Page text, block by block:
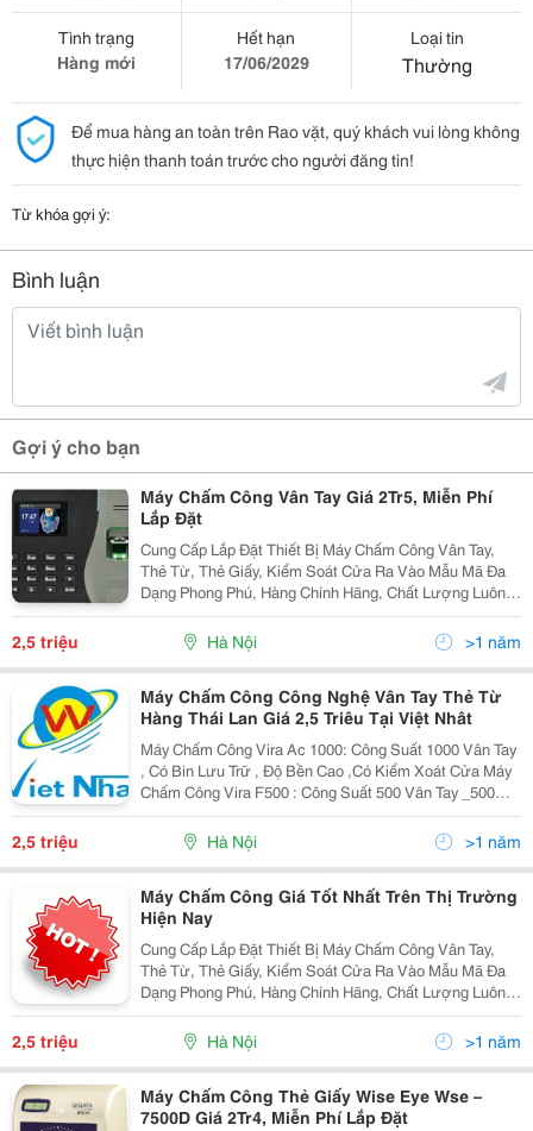
Tình trạng
Hàng mới
Hết hạn
17/06/2029
Loại tin
Thường
Để mua hàng an toàn trên Rao vặt, quý khách vui lòng không
thực hiện thanh toán trước cho người đăng tin!
Từ khóa gợi ý:
Bình luận
Gợi ý cho bạn
Máy Chấm Công Vân Tay Giá 2Tr5, Miễn Phí
Lắp Đặt
Cung Cấp Lắp Đặt Thiết Bị Máy Chấm Công Vân Tay,
Thẻ Từ, Thẻ Giấy, Kiểm Soát Cửa Ra Vào Mẫu Mã Đa
Dạng Phong Phú, Hàng Chính Hãng, Chất Lượng Luôn
Đảm Bảo Đuợc Đánh Giá Hàng Đầu Trong Khu Vực
2,5 triệu Hà Nội >1 năm
Máy Chấm Công Công Nghệ Vân Tay Thẻ Từ
Hàng Thái Lan Giá 2,5 Triêu Tại Việt Nhât
Máy Chấm Công Vira Ac 1000: Công Suất 1000 Vân Tay
, Có Bin Lưu Trữ , Độ Bền Cao ,Có Kiểm Xoát Cửa Máy
Chấm Công Vira F500 : Công Suất 500 Vân Tay _500
Thẻ Từ ,Đơn Giản Dễ Sử Dụng Chất Lượng Tốt Chỉ Có
Ở Công Ty Cổ Phần Đầu Tư Thương Mại Và Sản
2,5 triệu Hà Nội >1 năm
Máy Chấm Công Giá Tốt Nhất Trên Thị Trường
Hiện Nay
Cung Cấp Lắp Đặt Thiết Bị Máy Chấm Công Vân Tay,
Thẻ Từ, Thẻ Giấy, Kiểm Soát Cửa Ra Vào Mẫu Mã Đa
Dạng Phong Phú, Hàng Chính Hãng, Chất Lượng Luôn
Đảm Bảo Đuợc Đánh Giá Hàng Đầu Trong Khu Vực
Trong Nhiều Năm Liền Tel 04.39879167 - 0902.199.5
2,5 triệu Hà Nội >1 năm
Máy Chấm Công Thẻ Giấy Wise Eye Wse –
7500D Giá 2Tr4, Miễn Phí Lắp Đặt